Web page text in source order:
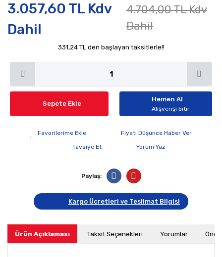
3.057,60 TL Kdv
Dahil
4.704,00 TL Kdv
Dahil
331,24 TL den başlayan taksitlerle!!
Sepete Ekle
Hemen Al
Alışverişi bitir
Fiyatı Düşünce Haber Ver
Tavsiye Et
Yorum Yaz
Paylaş:
Kargo Ücretleri ve Teslimat Bilgisi
Ürün Açıklaması Taksit Seçenekleri Yorumlar